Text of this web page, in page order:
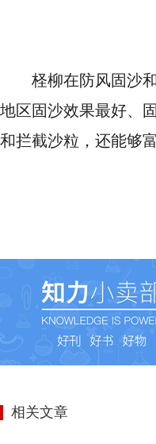
柽柳在防风固沙
地区固沙效果最好、
和拦截沙粒，还能够
相关文章